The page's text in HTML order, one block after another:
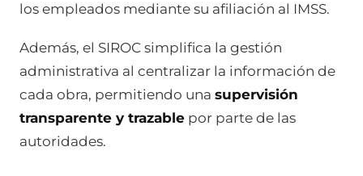
los empleados mediante su afiliación al IMSS.
Además, el SIROC simplifica la gestión
administrativa al centralizar la información de
cada obra, permitiendo una supervisión
transparente y trazable por parte de las
autoridades.